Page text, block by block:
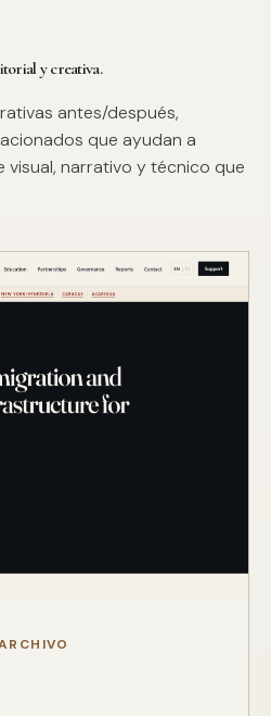
y creativa.
antes/después,
que ayudan a
visual, narrativo y técnico que